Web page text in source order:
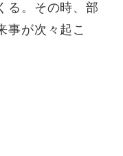
る。その時、部
事が次々起こ